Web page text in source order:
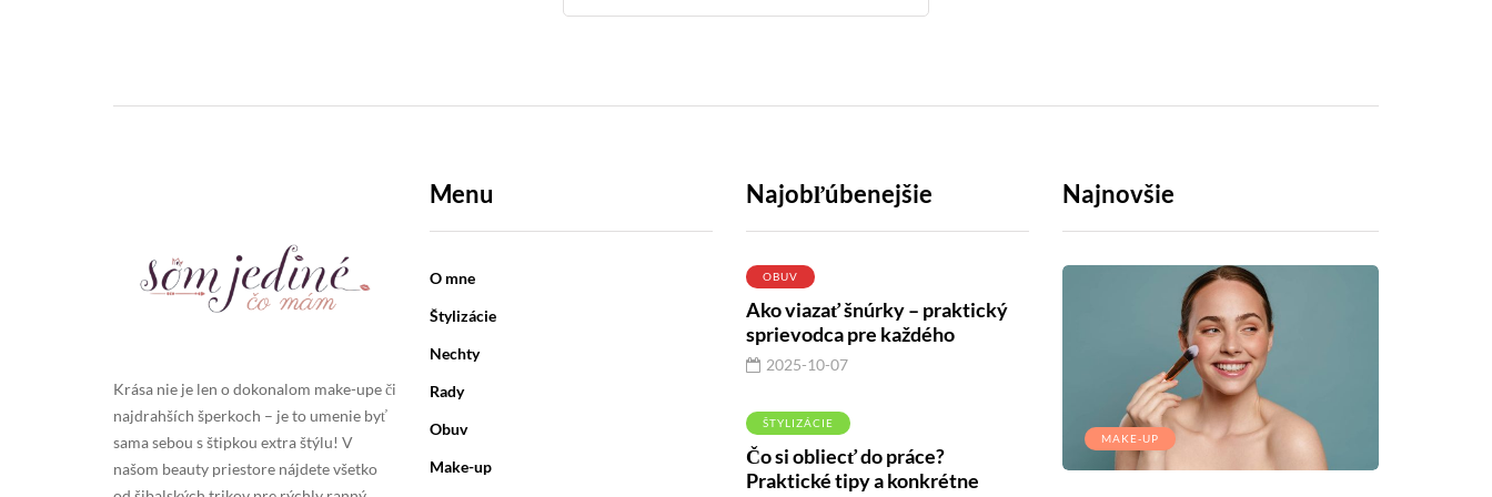
Krása nie je len o dokonalom make-upe či
najdrahších šperkoch – je to umenie byť
sama sebou s štipkou extra štýlu! V
našom beauty priestore nájdete všetko
Menu
O mne
Štylizácie
Nechty
Rady
Obuv
Make-up
Najobľúbenejšie
OBUV
Ako viazať šnúrky – praktický
sprievodca pre každého
2025-10-07
ŠTYLIZÁCIE
Čo si obliecť do práce?
Praktické tipy a konkrétne
Najnovšie
VLASY MAKE-UP